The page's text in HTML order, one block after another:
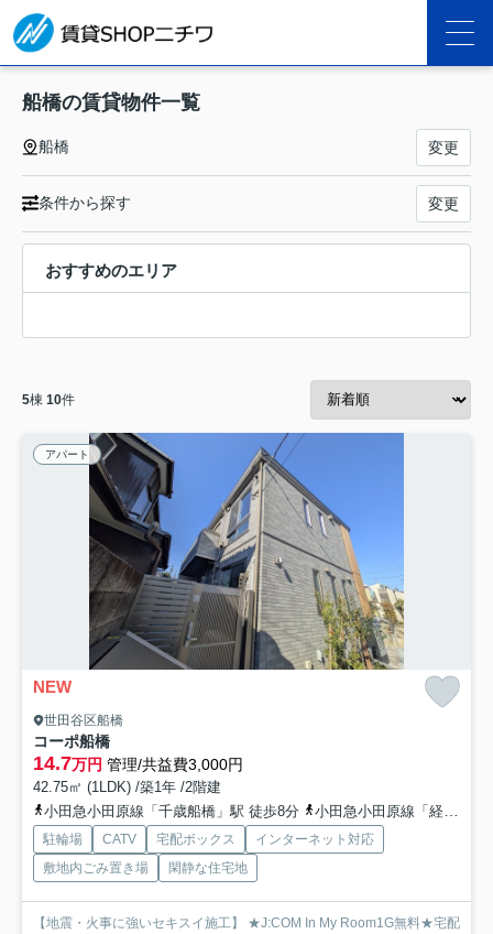
船橋の賃貸物件一覧
船橋 変更
条件から探す 変更
おすすめのエリア
5棟 10件
アパート
NEW
世田谷区船橋
コーポ船橋
14.7万円 管理/共益費3,000円
42.75㎡ (1LDK) /築1年 /2階建
小田急小田原線「千歳船橋」駅 徒歩8分
小田急小田原線「経堂」駅 徒歩25分
駐輪場 CATV 宅配ボックス
インターネット対応
敷地内ごみ置き場
閑静な住宅地
【地震・火事に強いセキスイ施工】 ★J:COM In My Room1G無料★宅配